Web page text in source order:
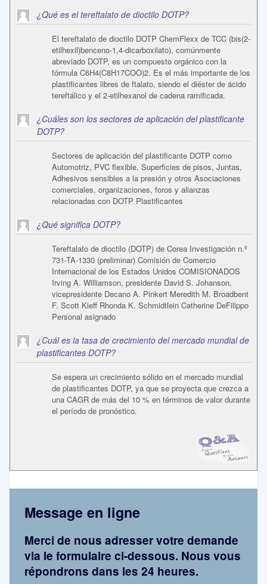
¿Qué es el tereftalato de dioctilo DOTP?
El tereftalato de dioctilo DOTP ChemFlexx de TCC (bis(2-
etilhexil)benceno-1,4-dicarboxilato), comúnmente
abreviado DOTP, es un compuesto orgánico con la
fórmula C6H4(C8H17COO)2. Es el más importante de los
plastificantes libres de ftalato, siendo el diéster de ácido
tereftálico y el 2-etilhexanol de cadena ramificada.
¿Cuáles son los sectores de aplicación del plastificante
DOTP?
Sectores de aplicación del plastificante DOTP como
Automotriz, PVC flexible, Superficies de pisos, Juntas,
Adhesivos sensibles a la presión y otros Asociaciones
comerciales, organizaciones, foros y alianzas
relacionadas con DOTP Plastificantes
¿Qué significa DOTP?
Tereftalato de dioctilo (DOTP) de Corea Investigación n.º
731-TA-1330 (preliminar) Comisión de Comercio
Internacional de los Estados Unidos COMISIONADOS
Irving A. Williamson, presidente David S. Johanson,
vicepresidente Decano A. Pinkert Meredith M. Broadbent
F. Scott Kieff Rhonda K. Schmidtlein Catherine DeFilippo
Personal asignado
¿Cuál es la tasa de crecimiento del mercado mundial de
plastificantes DOTP?
Se espera un crecimiento sólido en el mercado mundial
de plastificantes DOTP, ya que se proyecta que crezca a
una CAGR de más del 10 % en términos de valor durante
el período de pronóstico.
Message en ligne
Merci de nous adresser votre demande
via le formulaire ci-dessous. Nous vous
répondrons dans les 24 heures.